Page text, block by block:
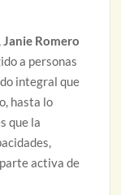
Janie Romero
a personas
integral que
hasta lo
que la
activa de